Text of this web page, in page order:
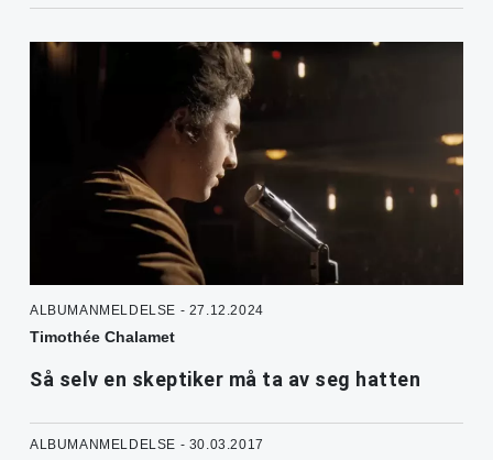
ALBUMANMELDELSE - 27.12.2024
Timothée Chalamet
Så selv en skeptiker må ta av seg hatten
ALBUMANMELDELSE - 30.03.2017